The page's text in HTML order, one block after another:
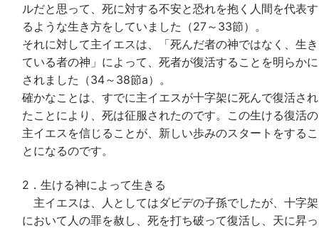
ルだと思って、死に対する不安と恐れを抱く人間を代表す
るような生き方をしていました（27～33節）。
それに対して主イエスは、「死んだ者の神ではなく、生き
ている者の神」によって、死者が復活することを明らかに
されました（34～38節a）。
確かなことは、すでに主イエスが十字架に死んで復活され
たことにより、死は征服されたのです。この生ける復活の
主イエスを信じることが、新しい歩みのスタートをするこ
とになるのです。
2．生ける神によって生きる
主イエスは、人としてはダビデの子孫でしたが、十字架
において人の罪を赦し、死を打ち破って復活し、天に昇っ